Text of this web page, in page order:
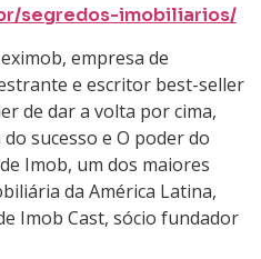
segredos-imobiliarios/
empresa de
e escritor best-seller
de dar a volta por cima,
sucesso e O poder do
Imob, um dos maiores
da América Latina,
Imob Cast, sócio fundador